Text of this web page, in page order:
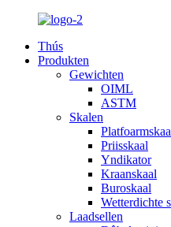
Thús
Produkten
Gewichten
OIML
ASTM
Skalen
Priisskaal
Yndikator
Kraanskaal
Buroskaal
Wetterdichte
Laadsellen